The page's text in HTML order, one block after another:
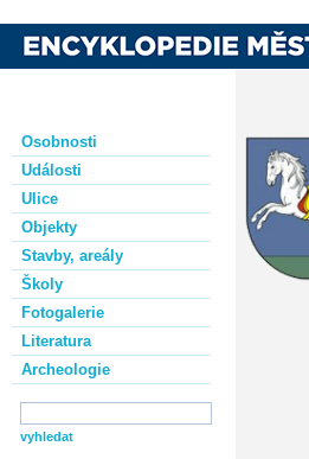
Osobnosti
Události
Ulice
Objekty
Stavby, areály
Školy
Fotogalerie
Literatura
Archeologie